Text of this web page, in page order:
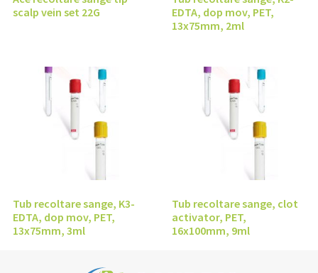
scalp vein set 22G
EDTA, dop mov, PET,
13x75mm, 2ml
Tub recoltare sange, K3-
EDTA, dop mov, PET,
13x75mm, 3ml
Tub recoltare sange, clot
activator, PET,
16x100mm, 9ml